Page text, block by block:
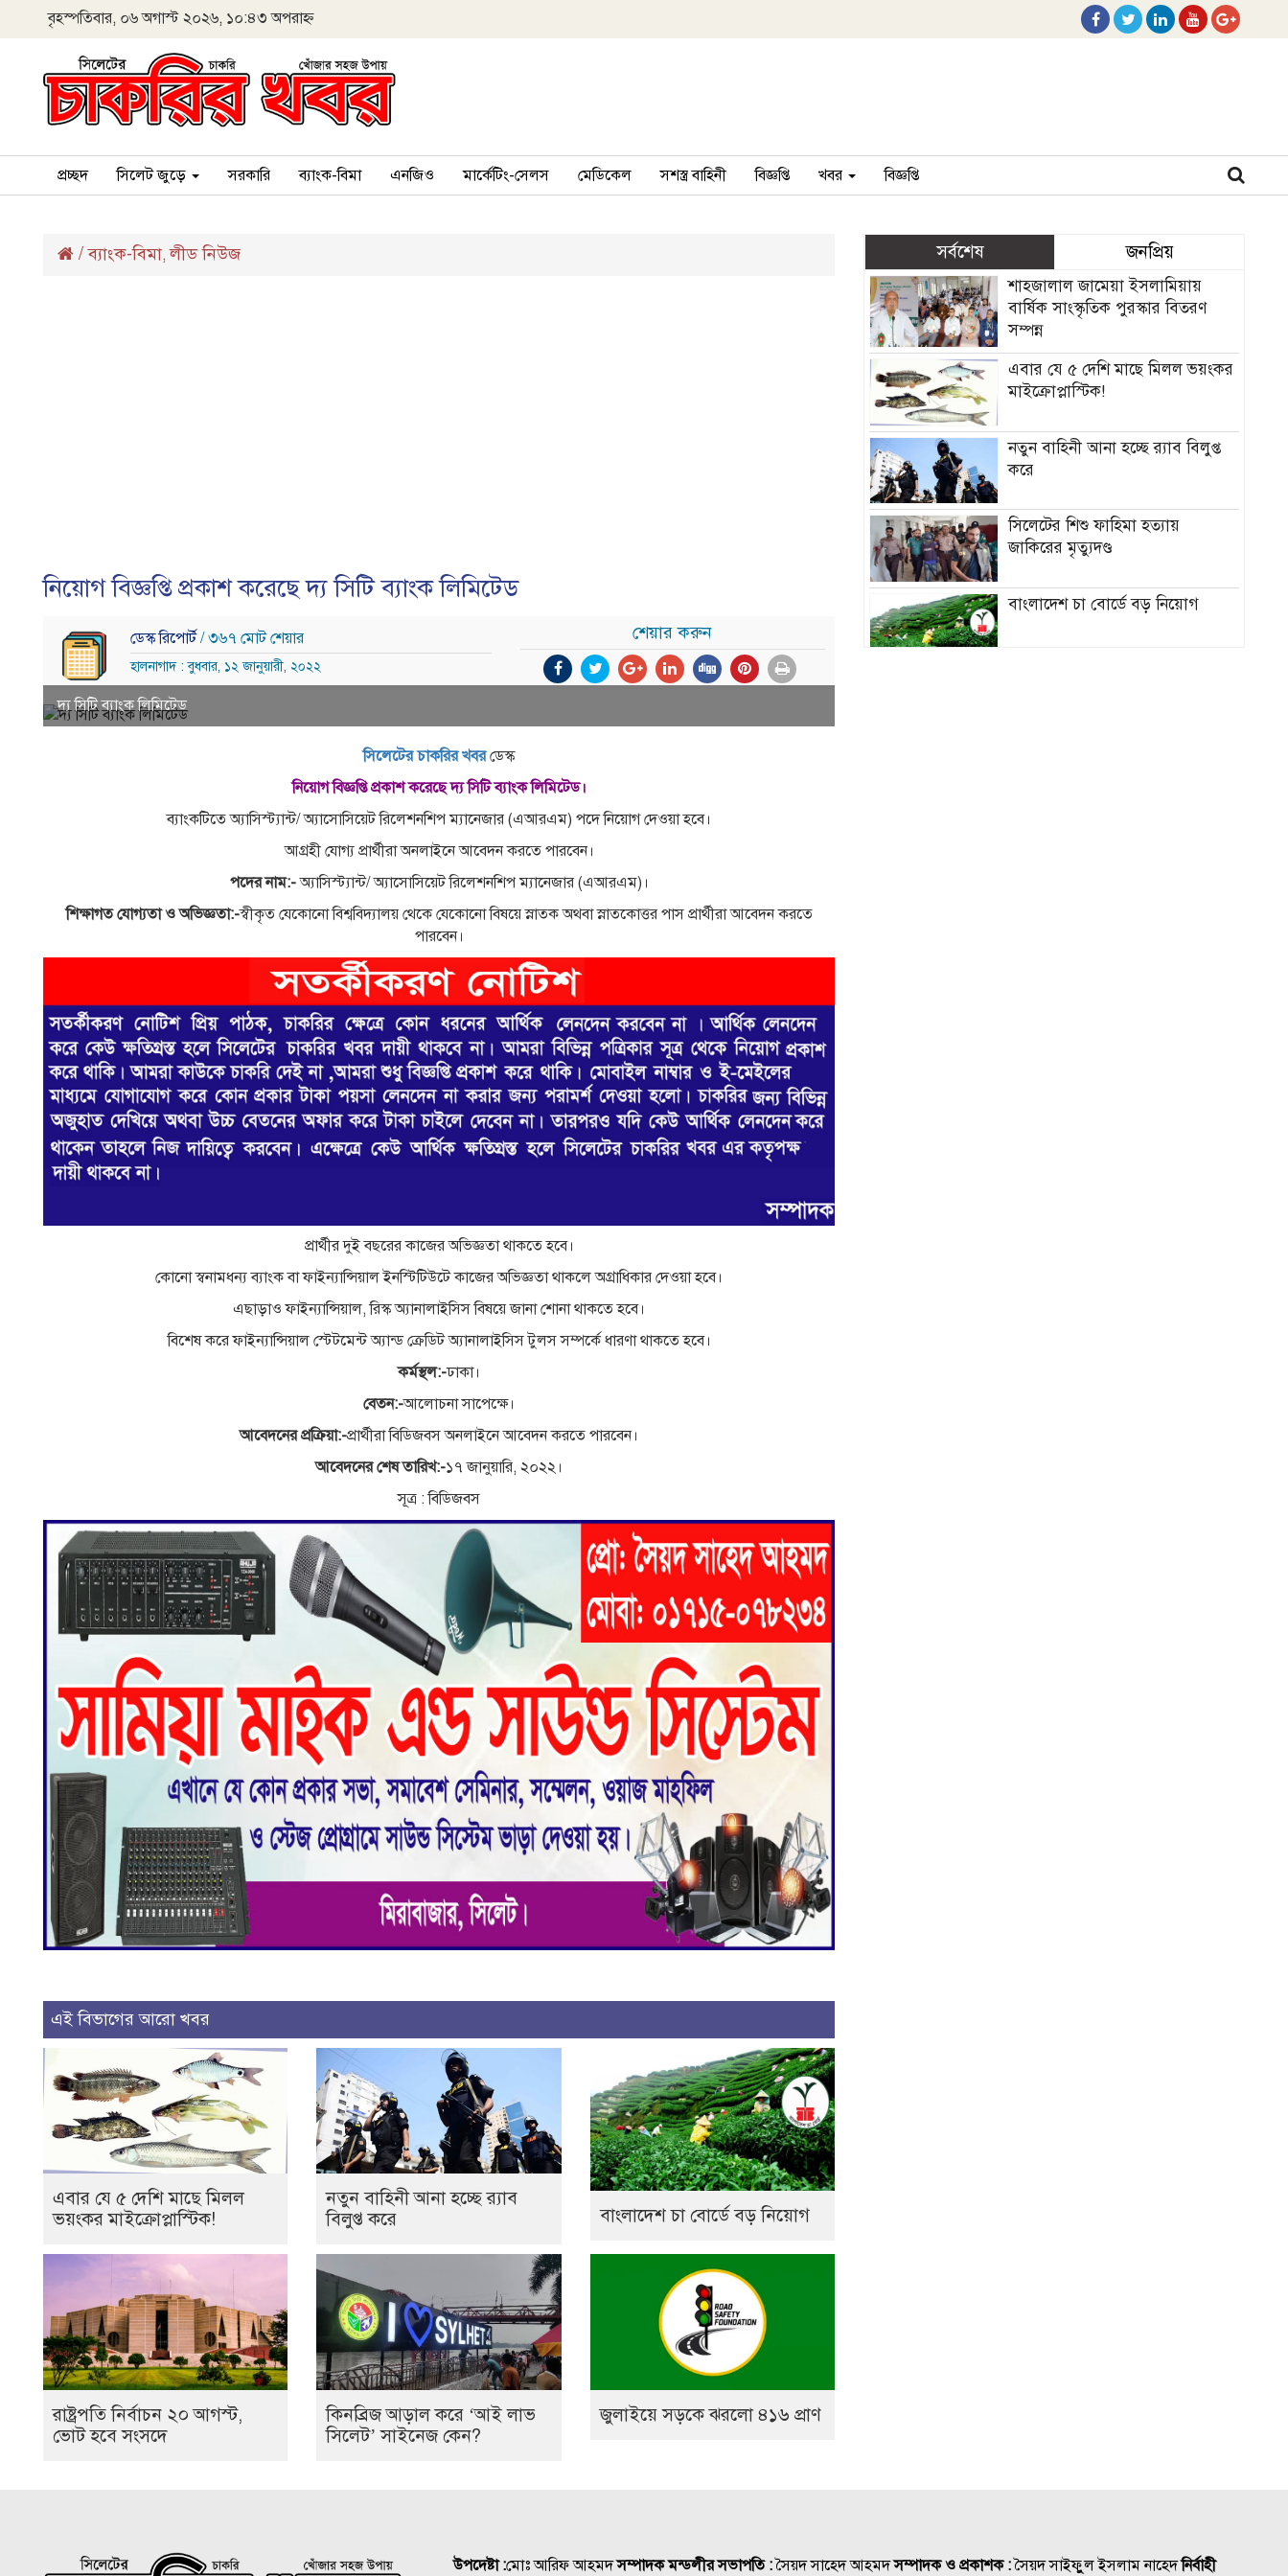
বৃহস্পতিবার, ০৬ অগাস্ট ২০২৬, ১০:৪৩ অপরাহ্ন
প্রচ্ছদ সিলেট জুড়ে সরকারি ব্যাংক-বিমা এনজিও মার্কেটিং-সেলস মেডিকেল সশস্ত্র বাহিনী বিজ্ঞপ্তি খবর বিজ্ঞপ্তি
/ব্যাংক-বিমা,লীড নিউজ
নিয়োগ বিজ্ঞপ্তি প্রকাশ করেছে দ্য সিটি ব্যাংক লিমিটেড
ডেস্ক রিপোর্ট/ ৩৬৭ মোট শেয়ার
হালনাগাদ : বুধবার, ১২ জানুয়ারী, ২০২২
শেয়ার করুন
দ্য সিটি ব্যাংক লিমিটেড
সিলেটের চাকরির খবরডেস্ক
নিয়োগ বিজ্ঞপ্তি প্রকাশ করেছে দ্য সিটি ব্যাংক লিমিটেড।
ব্যাংকটিতে অ্যাসিস্ট্যান্ট/ অ্যাসোসিয়েট রিলেশনশিপ ম্যানেজার (এআরএম) পদে নিয়োগ দেওয়া হবে।
আগ্রহী যোগ্য প্রার্থীরা অনলাইনে আবেদন করতে পারবেন।
পদের নাম:-অ্যাসিস্ট্যান্ট/ অ্যাসোসিয়েট রিলেশনশিপ ম্যানেজার (এআরএম)।
শিক্ষাগত যোগ্যতা ও অভিজ্ঞতা:-স্বীকৃত যেকোনো বিশ্ববিদ্যালয় থেকে যেকোনো বিষয়ে স্নাতক অথবা স্নাতকোত্তর পাস প্রার্থীরা আবেদন করতে
পারবেন।
প্রার্থীর দুই বছরের কাজের অভিজ্ঞতা থাকতে হবে।
কোনো স্বনামধন্য ব্যাংক বা ফাইন্যান্সিয়াল ইনস্টিটিউটে কাজের অভিজ্ঞতা থাকলে অগ্রাধিকার দেওয়া হবে।
এছাড়াও ফাইন্যান্সিয়াল, রিস্ক অ্যানালাইসিস বিষয়ে জানা শোনা থাকতে হবে।
বিশেষ করে ফাইন্যান্সিয়াল স্টেটমেন্ট অ্যান্ড ক্রেডিট অ্যানালাইসিস টুলস সম্পর্কে ধারণা থাকতে হবে।
কর্মস্থল:-ঢাকা।
বেতন:-আলোচনা সাপেক্ষে।
আবেদনের প্রক্রিয়া:-প্রার্থীরা বিডিজবস অনলাইনে আবেদন করতে পারবেন।
আবেদনের শেষ তারিখ:-১৭ জানুয়ারি, ২০২২।
সূত্র : বিডিজবস
এই বিভাগের আরো খবর
এবার যে ৫ দেশি মাছে মিলল
ভয়ংকর মাইক্রোপ্লাস্টিক!
নতুন বাহিনী আনা হচ্ছে র‍্যাব
বিলুপ্ত করে
বাংলাদেশ চা বোর্ডে বড় নিয়োগ
রাষ্ট্রপতি নির্বাচন ২০ আগস্ট,
ভোট হবে সংসদে
কিনব্রিজ আড়াল করে ‘আই লাভ
সিলেট’ সাইনেজ কেন?
জুলাইয়ে সড়কে ঝরলো ৪১৬ প্রাণ
সর্বশেষ জনপ্রিয়
শাহজালাল জামেয়া ইসলামিয়ায়
বার্ষিক সাংস্কৃতিক পুরস্কার বিতরণ
সম্পন্ন
এবার যে ৫ দেশি মাছে মিলল ভয়ংকর
মাইক্রোপ্লাস্টিক!
নতুন বাহিনী আনা হচ্ছে র‍্যাব বিলুপ্ত
করে
সিলেটের শিশু ফাহিমা হত্যায়
জাকিরের মৃত্যুদণ্ড
বাংলাদেশ চা বোর্ডে বড় নিয়োগ
উপদেষ্টা :মোঃ আরিফ আহমদসম্পাদক মন্ডলীর সভাপতি :সৈয়দ সাহেদ আহমদসম্পাদক ও প্রকাশক :সৈয়দ সাইফুুল ইসলাম নাহেদনির্বাহী